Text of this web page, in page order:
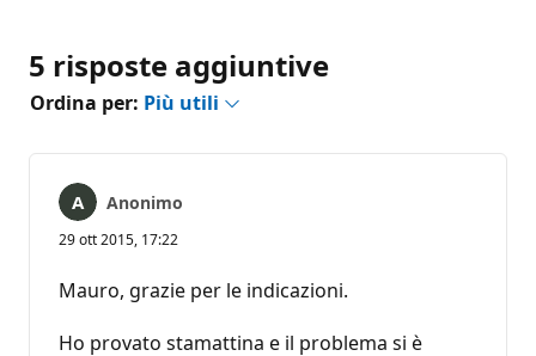
5 risposte aggiuntive
Ordina per: Più utili
Anonimo
29 ott 2015, 17:22
Mauro, grazie per le indicazioni.
Ho provato stamattina e il problema si è